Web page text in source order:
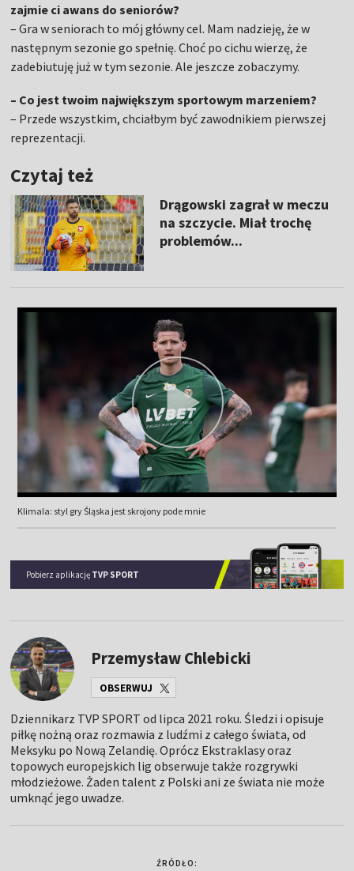
zajmie ci awans do seniorów?
– Gra w seniorach to mój główny cel. Mam nadzieję, że w
następnym sezonie go spełnię. Choć po cichu wierzę, że
zadebiutuję już w tym sezonie. Ale jeszcze zobaczymy.
– Co jest twoim największym sportowym marzeniem?
– Przede wszystkim, chciałbym być zawodnikiem pierwszej
reprezentacji.
Czytaj też
Drągowski zagrał w meczu
na szczycie. Miał trochę
problemów...
Klimala: styl gry Śląska jest skrojony pode mnie
Pobierz aplikację TVP SPORT
Przemysław Chlebicki
OBSERWUJ
Dziennikarz TVP SPORT od lipca 2021 roku. Śledzi i opisuje
piłkę nożną oraz rozmawia z ludźmi z całego świata, od
Meksyku po Nową Zelandię. Oprócz Ekstraklasy oraz
topowych europejskich lig obserwuje także rozgrywki
młodzieżowe. Żaden talent z Polski ani ze świata nie może
umknąć jego uwadze.
ŹRÓDŁO: